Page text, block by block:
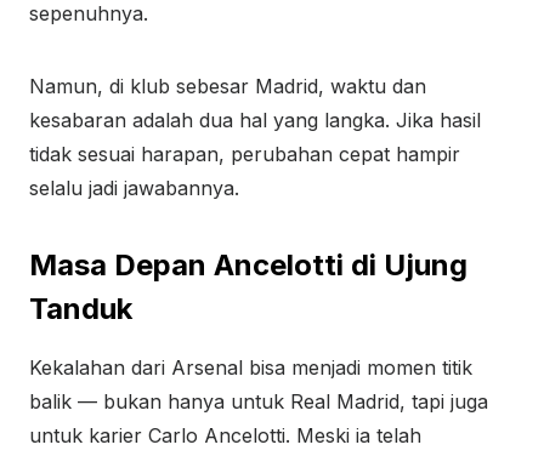
sepenuhnya.
Namun, di klub sebesar Madrid, waktu dan
kesabaran adalah dua hal yang langka. Jika hasil
tidak sesuai harapan, perubahan cepat hampir
selalu jadi jawabannya.
Masa Depan Ancelotti di Ujung
Tanduk
Kekalahan dari Arsenal bisa menjadi momen titik
balik — bukan hanya untuk Real Madrid, tapi juga
untuk karier Carlo Ancelotti. Meski ia telah